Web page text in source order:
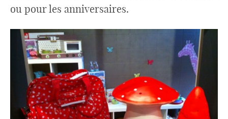
ou pour les anniversaires.